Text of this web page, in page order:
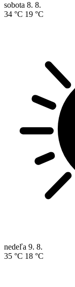
sobota 8. 8.
34 °C 19 °C
nedeľa 9. 8.
35 °C 18 °C